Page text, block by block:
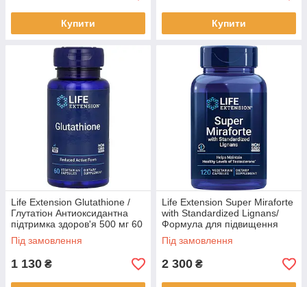
Купити Купити
Life Extension Glutathione /
Глутатіон Антиоксидантна
підтримка здоров'я 500 мг 60
капсул BX228
Під замовлення
1 130 ₴
Life Extension Super Miraforte
with Standardized Lignans/
Формула для підвищення
тестостерону 120 капсул
BX821
Під замовлення
2 300 ₴